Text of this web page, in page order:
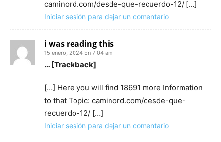
caminord.com/desde-que-recuerdo-12/ […]
Iniciar sesión para dejar un comentario
i was reading this
15 enero, 2024 En 7:04 am
… [Trackback]
[…] Here you will find 18691 more Information
to that Topic: caminord.com/desde-que-
recuerdo-12/ […]
Iniciar sesión para dejar un comentario